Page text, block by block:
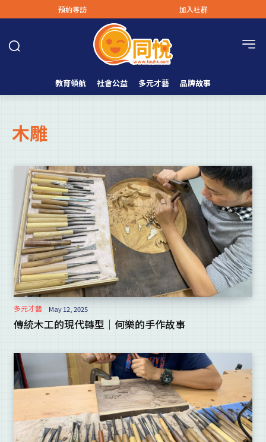
預約專訪 加入社群
教育領航 社會公益 多元才藝 品牌故事
木雕
多元才藝 May 12, 2025
傳統木工的現代轉型｜何樂的手作故事